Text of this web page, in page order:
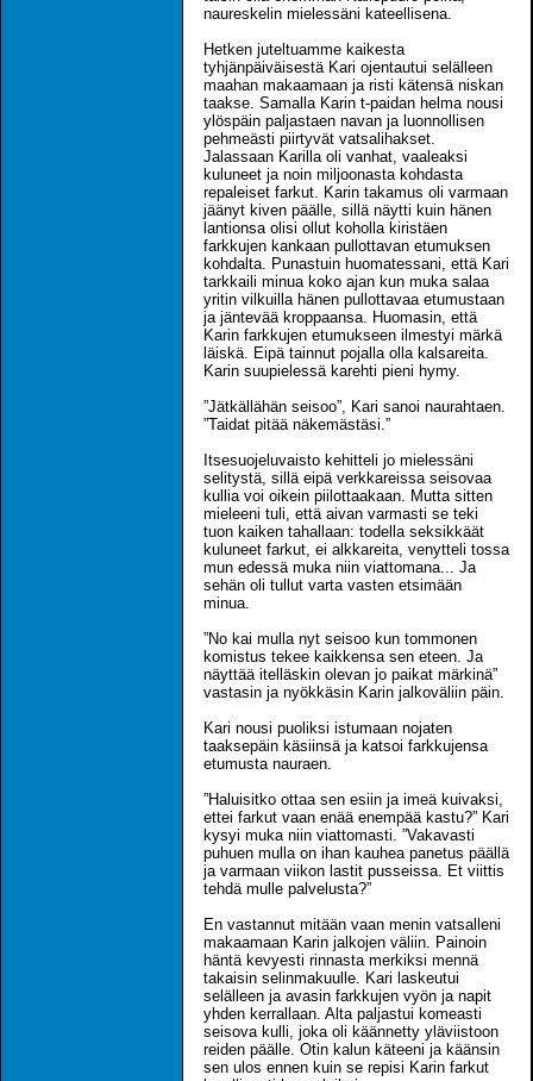
naureskelin mielessäni kateellisena.
Hetken juteltuamme kaikesta
tyhjänpäiväisestä Kari ojentautui selälleen
maahan makaamaan ja risti kätensä niskan
taakse. Samalla Karin t-paidan helma nousi
ylöspäin paljastaen navan ja luonnollisen
pehmeästi piirtyvät vatsalihakset.
Jalassaan Karilla oli vanhat, vaaleaksi
kuluneet ja noin miljoonasta kohdasta
repaleiset farkut. Karin takamus oli varmaan
jäänyt kiven päälle, sillä näytti kuin hänen
lantionsa olisi ollut koholla kiristäen
farkkujen kankaan pullottavan etumuksen
kohdalta. Punastuin huomatessani, että Kari
tarkkaili minua koko ajan kun muka salaa
yritin vilkuilla hänen pullottavaa etumustaan
ja jäntevää kroppaansa. Huomasin, että
Karin farkkujen etumukseen ilmestyi märkä
läiskä. Eipä tainnut pojalla olla kalsareita.
Karin suupielessä karehti pieni hymy.
”Jätkällähän seisoo”, Kari sanoi naurahtaen.
”Taidat pitää näkemästäsi.”
Itsesuojeluvaisto kehitteli jo mielessäni
selitystä, sillä eipä verkkareissa seisovaa
kullia voi oikein piilottaakaan. Mutta sitten
mieleeni tuli, että aivan varmasti se teki
tuon kaiken tahallaan: todella seksikkäät
kuluneet farkut, ei alkkareita, venytteli tossa
mun edessä muka niin viattomana... Ja
sehän oli tullut varta vasten etsimään
minua.
”No kai mulla nyt seisoo kun tommonen
komistus tekee kaikkensa sen eteen. Ja
näyttää itelläskin olevan jo paikat märkinä”
vastasin ja nyökkäsin Karin jalkoväliin päin.
Kari nousi puoliksi istumaan nojaten
taaksepäin käsiinsä ja katsoi farkkujensa
etumusta nauraen.
”Haluisitko ottaa sen esiin ja imeä kuivaksi,
ettei farkut vaan enää enempää kastu?” Kari
kysyi muka niin viattomasti. ”Vakavasti
puhuen mulla on ihan kauhea panetus päällä
ja varmaan viikon lastit pusseissa. Et viittis
tehdä mulle palvelusta?”
En vastannut mitään vaan menin vatsalleni
makaamaan Karin jalkojen väliin. Painoin
häntä kevyesti rinnasta merkiksi mennä
takaisin selinmakuulle. Kari laskeutui
selälleen ja avasin farkkujen vyön ja napit
yhden kerrallaan. Alta paljastui komeasti
seisova kulli, joka oli käännetty yläviistoon
reiden päälle. Otin kalun käteeni ja käänsin
sen ulos ennen kuin se repisi Karin farkut